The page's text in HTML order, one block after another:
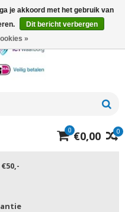
0
0 €0,00
je akkoord met het gebruik van
Dit bericht verbergen
»